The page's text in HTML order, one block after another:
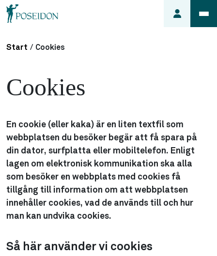
min
hyra
Så här
söker du
lägenhet
Start / Cookies
Cookies
En cookie (eller kaka) är en liten textfil som
webbplatsen du besöker begär att få spara på
din dator, surfplatta eller mobiltelefon. Enligt
lagen om elektronisk kommunikation ska alla
som besöker en webbplats med cookies få
tillgång till information om att webbplatsen
innehåller cookies, vad de används till och hur
man kan undvika cookies.
Så här använder vi cookies